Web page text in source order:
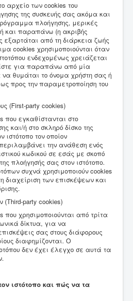
αρχείο των cookies του
της συσκευής σας ακόμα και
πλοήγησης, μερικές
και παραπάνω (η ακριβής
εξαρτάται από τη διάρκεια ζωής
cookies χρησιμοποιούνται όταν
ενδεχομένως χρειάζεται
για παραπάνω από μία
να θυμάται το όνομα χρήστη σας ή
ως προς την παραμετροποίηση του
(First-party cookies)
που εγκαθίστανται στο
και/ή στο σκληρό δίσκο της
ιστότοπο τον οποίον
την ανάθεση ενός
κωδικού σε εσάς με σκοπό
πλοήγησής σας στον ιστότοπο.
συχνά χρησιμοποιούν cookies
διαχείριση των επισκέψεων και
(Third-party cookies)
που χρησιμοποιούνται από τρίτα
δίκτυα, για να
σας στους διάφορους
διαφημίζονται. Ο
δεν έχει έλεγχο σε αυτά τα
ιστότοπο και πώς να τα